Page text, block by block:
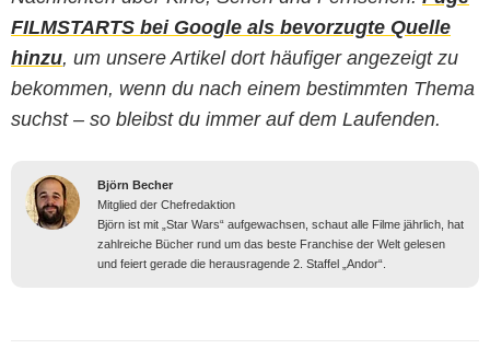
FILMSTARTS bei Google als bevorzugte Quelle
hinzu, um unsere Artikel dort häufiger angezeigt zu
bekommen, wenn du nach einem bestimmten Thema
suchst – so bleibst du immer auf dem Laufenden.
Björn Becher
Mitglied der Chefredaktion
Björn ist mit „Star Wars“ aufgewachsen, schaut alle Filme jährlich, hat
zahlreiche Bücher rund um das beste Franchise der Welt gelesen
und feiert gerade die herausragende 2. Staffel „Andor“.